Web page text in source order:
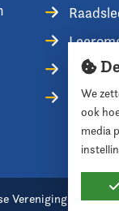
Vereniging voor
We
ook
media